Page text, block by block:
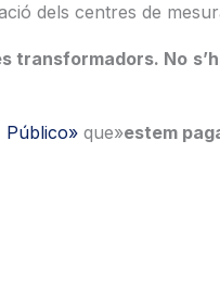
dels centres de
No
Público»que»estem